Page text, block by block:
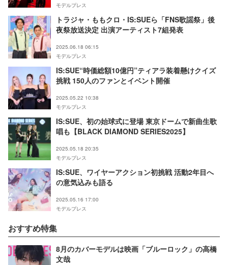
モデルプレス
トラジャ・ももクロ・IS:SUEら「FNS歌謡祭」後
夜祭放送決定 出演アーティスト7組発表
2025.06.18 06:15
モデルプレス
IS:SUE“時価総額10億円”ティアラ装着懸けクイズ
挑戦 150人のファンとイベント開催
2025.05.22 10:38
モデルプレス
IS:SUE、初の始球式に登場 東京ドームで新曲生歌
唱も【BLACK DIAMOND SERIES2025】
2025.05.18 20:35
モデルプレス
IS:SUE、ワイヤーアクション初挑戦 活動2年目へ
の意気込みも語る
2025.05.16 17:00
モデルプレス
おすすめ特集
8月のカバーモデルは映画「ブルーロック」の高橋
文哉